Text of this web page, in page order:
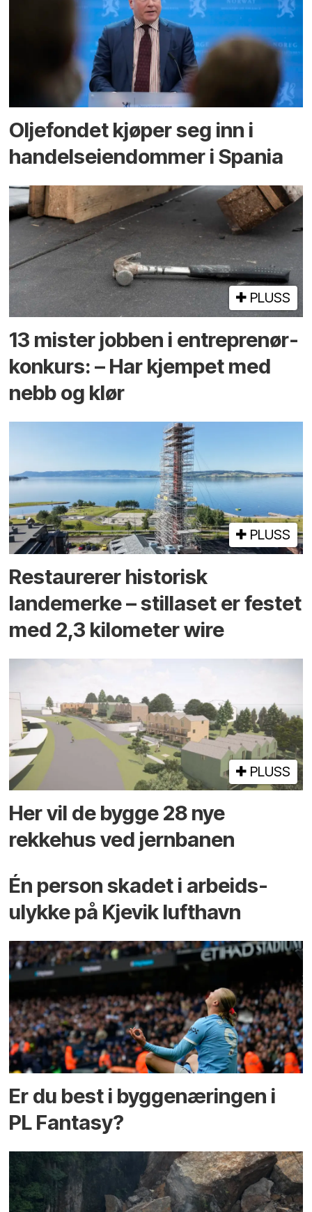
Oljefondet kjøper seg inn i
handels­eiendommer i Spania
PLUSS
13 mister jobben i entreprenør­
konkurs: – Har kjempet med
nebb og klør
PLUSS
Restaurerer historisk
landemerke – stillaset er festet
med 2,3 kilometer wire
PLUSS
Her vil de bygge 28 nye
rekkehus ved jernbanen
Én person skadet i arbeids­
ulykke på Kjevik lufthavn
Er du best i bygge­næringen i
PL Fantasy?